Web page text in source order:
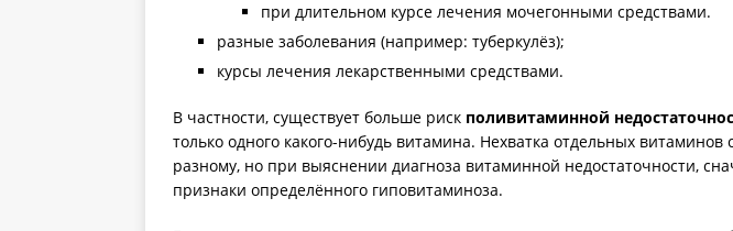
при длительном курсе лечения мочегонными средствами.
разные заболевания (например: туберкулёз);
курсы лечения лекарственными средствами.
В частности, существует больше риск поливитаминной
только одного какого-нибудь витамина. Нехватка отдельных витаминов
разному, но при выяснении диагноза витаминной недостаточности,
признаки определённого гиповитаминоза.